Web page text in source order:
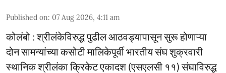
Published on: 07 Aug 2026, 4:11 am
कोलंबो : श्रीलंकेविरुद्ध पुढील आठवड्यापासून सुरू होणाऱ्या
दोन सामन्यांच्या कसोटी मालिकेपूर्वी भारतीय संघ शुक्रवारी
स्थानिक श्रीलंका क्रिकेट एकादश (एसएलसी ११) संघाविरुद्ध